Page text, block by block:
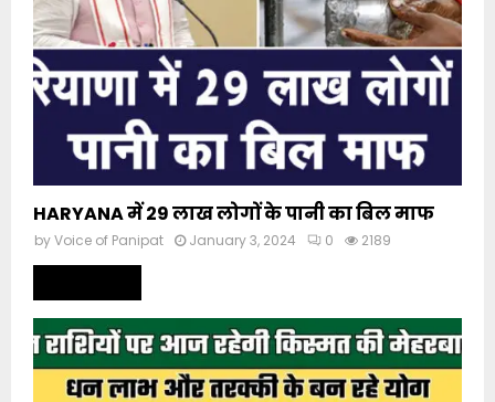
HARYANA में 29 लाख लोगों के पानी का बिल माफ
byVoice of Panipat January 3, 2024 0 2189